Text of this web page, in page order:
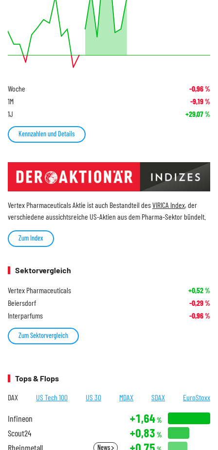
Woche -0,96%
1M -9,19%
1J +29,07%
Kennzahlen und Details
Vertex Pharmaceuticals Aktie ist auch Bestandteil desVIRICA Index, der
verschiedene aussichtsreiche US-Aktien aus dem Pharma-Sektor bündelt.
Zum Index
Sektorvergleich
Vertex Pharmaceuticals +0,52%
Beiersdorf -0,29%
Interparfums -0,96%
Zum Sektorvergleich
Tops & Flops
DAX US Tech 100 US 30 MDAX SDAX EuroStoxx
Infineon +1,64%
Scout24 +0,83 %
Rheinmetall News